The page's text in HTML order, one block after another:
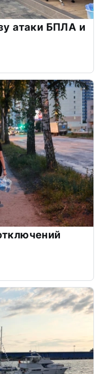
атаки БПЛА и